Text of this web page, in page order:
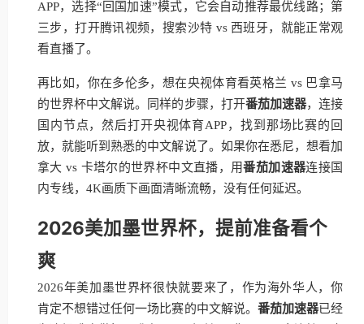
APP，选择“回国加速”模式，它会自动推荐最优线路；第
三步，打开腾讯视频，搜索沙特 vs 西班牙，就能正常观
看直播了。
再比如，你在多伦多，想在央视体育看英格兰 vs 巴拿马
的世界杯中文解说。同样的步骤，打开番茄加速器，连接
国内节点，然后打开央视体育APP，找到那场比赛的回
放，就能听到熟悉的中文解说了。如果你在悉尼，想看加
拿大 vs 卡塔尔的世界杯中文直播，用番茄加速器连接国
内专线，4K画质下画面清晰流畅，没有任何延迟。
2026美加墨世界杯，提前准备看个
爽
2026年美加墨世界杯很快就要来了，作为海外华人，你
肯定不想错过任何一场比赛的中文解说。 番茄加速器已经